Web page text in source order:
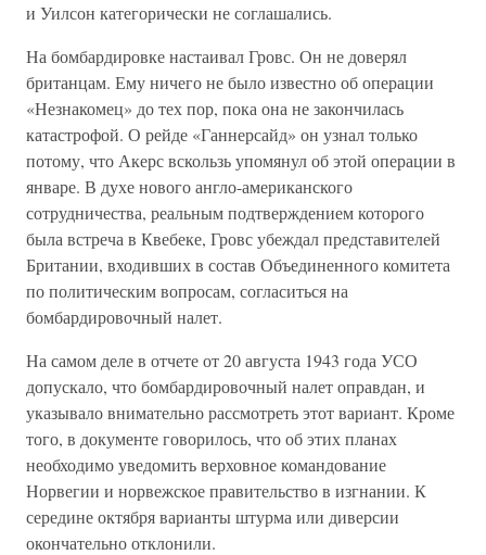
и Уилсон категорически не соглашались.
На бомбардировке настаивал Гровс. Он не доверял
британцам. Ему ничего не было известно об операции
«Незнакомец» до тех пор, пока она не закончилась
катастрофой. О рейде «Ганнерсайд» он узнал только
потому, что Акерс вскользь упомянул об этой операции в
январе. В духе нового англо-американского
сотрудничества, реальным подтверждением которого
была встреча в Квебеке, Гровс убеждал представителей
Британии, входивших в состав Объединенного комитета
по политическим вопросам, согласиться на
бомбардировочный налет.
На самом деле в отчете от 20 августа 1943 года УСО
допускало, что бомбардировочный налет оправдан, и
указывало внимательно рассмотреть этот вариант. Кроме
того, в документе говорилось, что об этих планах
необходимо уведомить верховное командование
Норвегии и норвежское правительство в изгнании. К
середине октября варианты штурма или диверсии
окончательно отклонили.